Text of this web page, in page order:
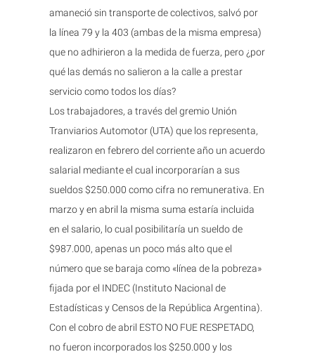
amaneció sin transporte de colectivos, salvó por
la línea 79 y la 403 (ambas de la misma empresa)
que no adhirieron a la medida de fuerza, pero ¿por
qué las demás no salieron a la calle a prestar
servicio como todos los días?
Los trabajadores, a través del gremio Unión
Tranviarios Automotor (UTA) que los representa,
realizaron en febrero del corriente año un acuerdo
salarial mediante el cual incorporarían a sus
sueldos $250.000 como cifra no remunerativa. En
marzo y en abril la misma suma estaría incluida
en el salario, lo cual posibilitaría un sueldo de
$987.000, apenas un poco más alto que el
número que se baraja como «línea de la pobreza»
fijada por el INDEC (Instituto Nacional de
Estadísticas y Censos de la República Argentina).
Con el cobro de abril ESTO NO FUE RESPETADO,
no fueron incorporados los $250.000 y los